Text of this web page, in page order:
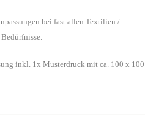
bei fast allen Textilien /
inkl. 1x Musterdruck mit ca. 100 x